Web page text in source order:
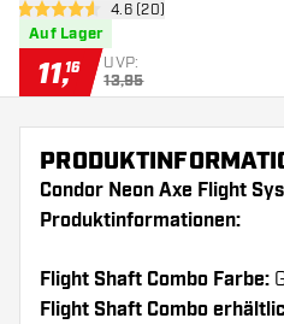
Bewertungsbereich
4.6 Bewertungssterne
4.6 (20)
Auf Lager
11,16 UVP:
13,95
Condor Neon Axe Flight
Produktinformationen:
Flight Shaft Combo Farbe:
Flight Shaft Combo